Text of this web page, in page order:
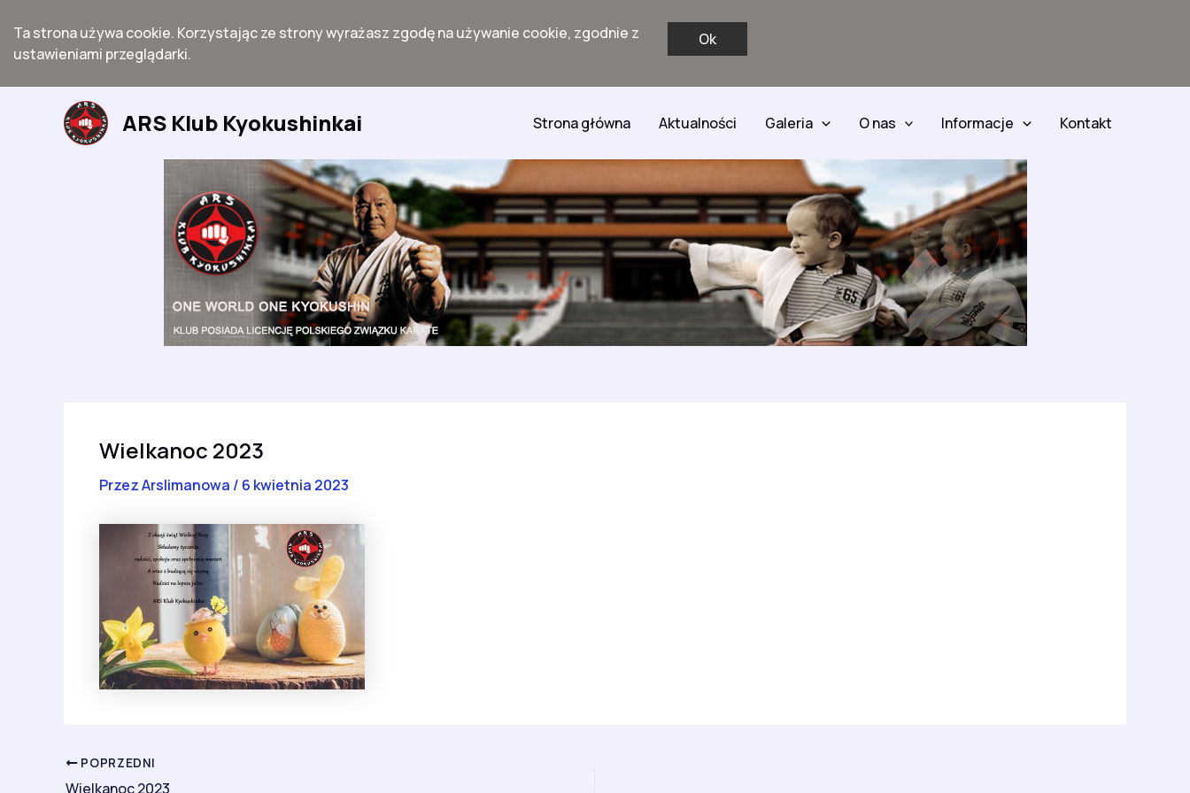
Ta strona używa cookie. Korzystając ze strony wyrażasz zgodę na używanie cookie, zgodnie z
ustawieniami przeglądarki.
Ok
ARS Klub Kyokushinkai Strona główna Aktualności Galeria O nas Informacje Kontakt
Wielkanoc 2023
PrzezArslimanowa / 6 kwietnia 2023
POPRZEDNI
Wielkanoc 2023